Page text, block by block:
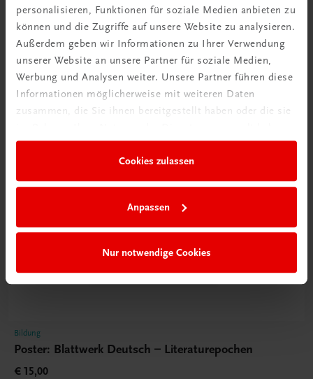
personalisieren, Funktionen für soziale Medien anbieten zu
können und die Zugriffe auf unsere Website zu analysieren.
Außerdem geben wir Informationen zu Ihrer Verwendung
unserer Website an unsere Partner für soziale Medien,
Werbung und Analysen weiter. Unsere Partner führen diese
Informationen möglicherweise mit weiteren Daten
zusammen, die Sie ihnen bereitgestellt haben oder die sie
Cookies zulassen
Anpassen
Nur notwendige Cookies
Poster
Bildung
Poster: Blattwerk Deutsch – Literaturepochen
€ 15,00